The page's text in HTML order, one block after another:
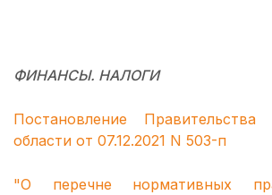
ФИНАНСЫ. НАЛОГИ
Постановление Правительства
области от 07.12.2021 N 503-п
"О перечне нормативных